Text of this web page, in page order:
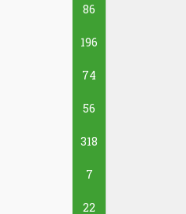
86
196
74
56
318
7
22